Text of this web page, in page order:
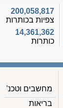
200,058,817
צפיות בכותרות
14,361,362
כותרות
מחשבים וטכנ'
בריאות